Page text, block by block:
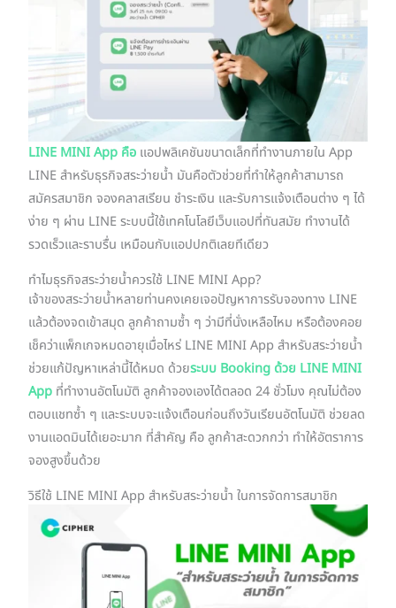
LINE MINI App คือ แอปพลิเคชันขนาดเล็กที่ทำงานภายใน App
LINE สำหรับธุรกิจสระว่ายน้ำ มันคือตัวช่วยที่ทำให้ลูกค้าสามารถ
สมัครสมาชิก จองคลาสเรียน ชำระเงิน และรับการแจ้งเตือนต่าง ๆ ได้
ง่าย ๆ ผ่าน LINE ระบบนี้ใช้เทคโนโลยีเว็บแอปที่ทันสมัย ทำงานได้
รวดเร็วและราบรื่น เหมือนกับแอปปกติเลยทีเดียว
ทำไมธุรกิจสระว่ายน้ำควรใช้ LINE MINI App?
เจ้าของสระว่ายน้ำหลายท่านคงเคยเจอปัญหาการรับจองทาง LINE
แล้วต้องจดเข้าสมุด ลูกค้าถามซ้ำ ๆ ว่ามีที่นั่งเหลือไหม หรือต้องคอย
เช็คว่าแพ็กเกจหมดอายุเมื่อไหร่ LINE MINI App สำหรับสระว่ายน้ำ
ช่วยแก้ปัญหาเหล่านี้ได้หมด ด้วยระบบ Booking ด้วย LINE MINI
App ที่ทำงานอัตโนมัติ ลูกค้าจองเองได้ตลอด 24 ชั่วโมง คุณไม่ต้อง
ตอบแชทซ้ำ ๆ และระบบจะแจ้งเตือนก่อนถึงวันเรียนอัตโนมัติ ช่วยลด
งานแอดมินได้เยอะมาก ที่สำคัญ คือ ลูกค้าสะดวกกว่า ทำให้อัตราการ
จองสูงขึ้นด้วย
วิธีใช้ LINE MINI App สำหรับสระว่ายน้ำ ในการจัดการสมาชิก